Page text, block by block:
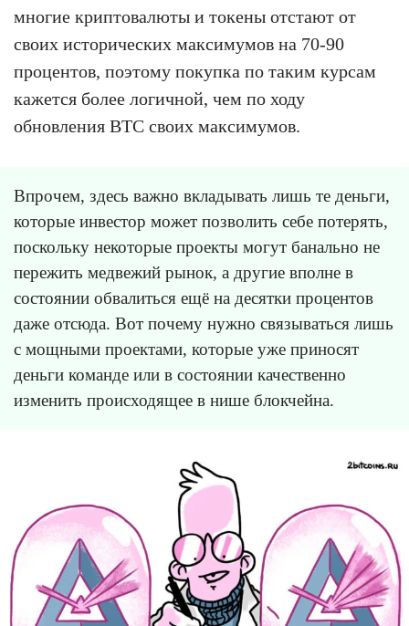
многие криптовалюты и токены отстают от
своих исторических максимумов на 70-90
процентов, поэтому покупка по таким курсам
кажется более логичной, чем по ходу
обновления BTC своих максимумов.
Впрочем, здесь важно вкладывать лишь те деньги,
которые инвестор может позволить себе потерять,
поскольку некоторые проекты могут банально не
пережить медвежий рынок, а другие вполне в
состоянии обвалиться ещё на десятки процентов
даже отсюда. Вот почему нужно связываться лишь
с мощными проектами, которые уже приносят
деньги команде или в состоянии качественно
изменить происходящее в нише блокчейна.